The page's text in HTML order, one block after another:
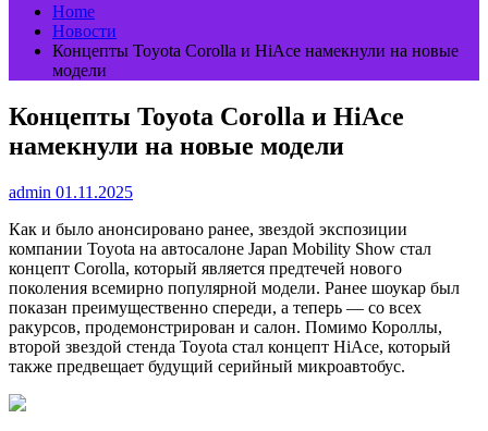
Home
Новости
Концепты Toyota Corolla и HiAce намекнули на новые
модели
Концепты Toyota Corolla и HiAce
намекнули на новые модели
admin 01.11.2025
Как и было анонсировано ранее, звездой экспозиции
компании Toyota на автосалоне Japan Mobility Show стал
концепт Corolla, который является предтечей нового
поколения всемирно популярной модели. Ранее шоукар был
показан преимущественно спереди, а теперь — со всех
ракурсов, продемонстрирован и салон. Помимо Короллы,
второй звездой стенда Toyota стал концепт HiAce, который
также предвещает будущий серийный микроавтобус.